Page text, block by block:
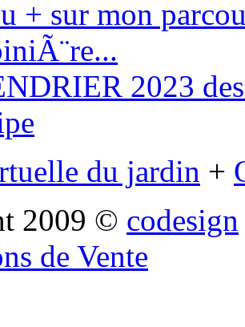
+ sur mon
2023
du jardin +
2009 © codesign
de Vente